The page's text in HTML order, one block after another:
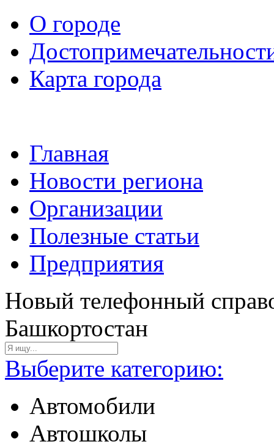
О городе
Карта города
Главная
Новости региона
Организации
Полезные статьи
Предприятия
Новый телефонный
Башкортостан
Выберите категорию:
Автомобили
Автошколы